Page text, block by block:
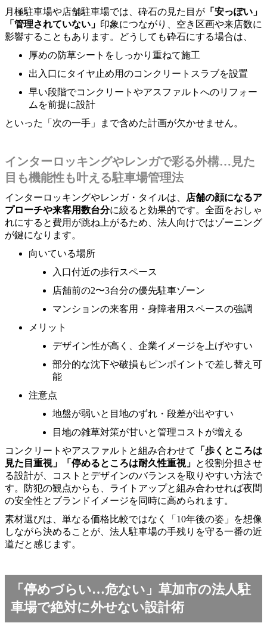
月極駐車場や店舗駐車場では、砕石の見た目が 「安っぽい」
「管理されていない」 印象につながり、空き区画や来店数に
影響することもあります。どうしても砕石にする場合は、
厚めの防草シートをしっかり重ねて施工
出入口にタイヤ止め用のコンクリートスラブを設置
早い段階でコンクリートやアスファルトへのリフォー
ムを前提に設計
といった「次の一手」まで含めた計画が欠かせません。
インターロッキングやレンガで彩る外構…見た
目も機能性も叶える駐車場管理法
インターロッキングやレンガ・タイルは、
店舗の顔になるア
プローチや来客用数台分に絞ると効果的です。全面をおしゃ
れにすると費用が跳ね上がるため、法人向けではゾーニング
が鍵になります。
向いている場所
入口付近の歩行スペース
店舗前の2〜3台分の優先駐車ゾーン
マンションの来客用・身障者用スペースの強調
メリット
デザイン性が高く、企業イメージを上げやすい
部分的な沈下や破損もピンポイントで差し替え可
能
注意点
地盤が弱いと目地のずれ・段差が出やすい
目地の雑草対策が甘いと管理コストが増える
コンクリートやアスファルトと組み合わせて
「歩くところは
見た目重視」「停めるところは耐久性重視」 と役割分担させ
る設計が、コストとデザインのバランスを取りやすい方法で
す。防犯の観点からも、ライトアップと組み合わせれば夜間
の安全性とブランドイメージを同時に高められます。
素材選びは、単なる価格比較ではなく「10年後の姿」を想像
しながら決めることが、法人駐車場の手残りを守る一番の近
道だと感じます。
「停めづらい…危ない」草加市の法人駐
車場で絶対に外せない設計術